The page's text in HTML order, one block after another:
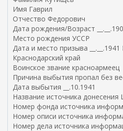
Имя Гаврил
Отчество Федорович
Дата рождения/Возраст
Место рождения УССР
Дата и место призыва
Краснодарский край
Воинское звание красноармеец
Причина выбытия пропал без
Дата выбытия __.10.1941
Название источника
Номер фонда источника
Номер описи источника
Номер дела источника